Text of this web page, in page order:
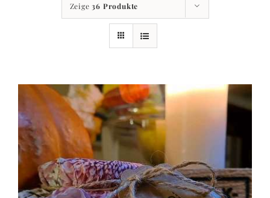
Restaurant
Anfahrt + Kontakt
Zeige36 Produkte